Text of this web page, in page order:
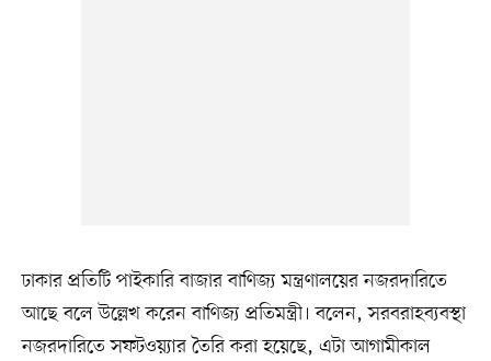
ঢাকার প্রতিটি পাইকারি বাজার বাণিজ্য মন্ত্রণালয়ের নজরদারিতে
আছে বলে উল্লেখ করেন বাণিজ্য প্রতিমন্ত্রী। বলেন, সরবরাহব্যবস্থা
নজরদারিতে সফটওয়্যার তৈরি করা হয়েছে, এটা আগামীকাল